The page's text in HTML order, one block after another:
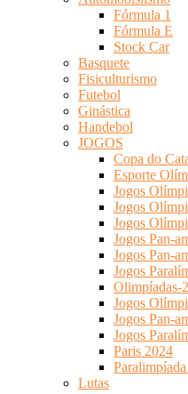
Fórmula 1
Fórmula E
Stock Car
Basquete
Fisiculturismo
Futebol
Ginástica
Handebol
JOGOS
Copa do
Esporte
Jogos
Jogos
Jogos
Jogos Pan-
Jogos Pan-
Jogos
Olimpíadas-
Jogos
Jogos Pan-
Jogos
Paris 2024
Lutas